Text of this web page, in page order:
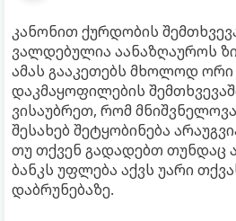
კანონით ქურდობის
ვალდებულია აანაზღაუროს
ამას გააკეთებს მხოლოდ ორი
დაკმაყოფილების
ვისაუბრეთ, რომ
შესახებ შეტყობინება
თუ თქვენ გადადებთ თუნდაც
ბანკს უფლება აქვს უარი
დაბრუნებაზე.